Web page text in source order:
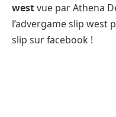
westvue par Athena
l’advergame slip west
slip sur facebook !